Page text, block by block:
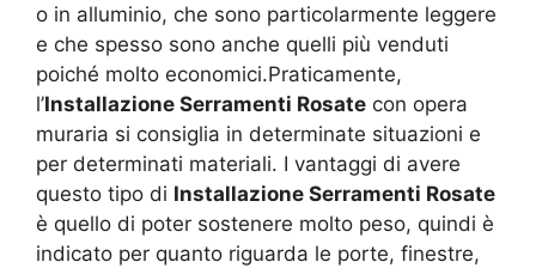
o in alluminio, che sono particolarmente leggere
e che spesso sono anche quelli più venduti
poiché molto economici.Praticamente,
l’Installazione Serramenti Rosate con opera
muraria si consiglia in determinate situazioni e
per determinati materiali. I vantaggi di avere
questo tipo di Installazione Serramenti Rosate
è quello di poter sostenere molto peso, quindi è
indicato per quanto riguarda le porte, finestre,